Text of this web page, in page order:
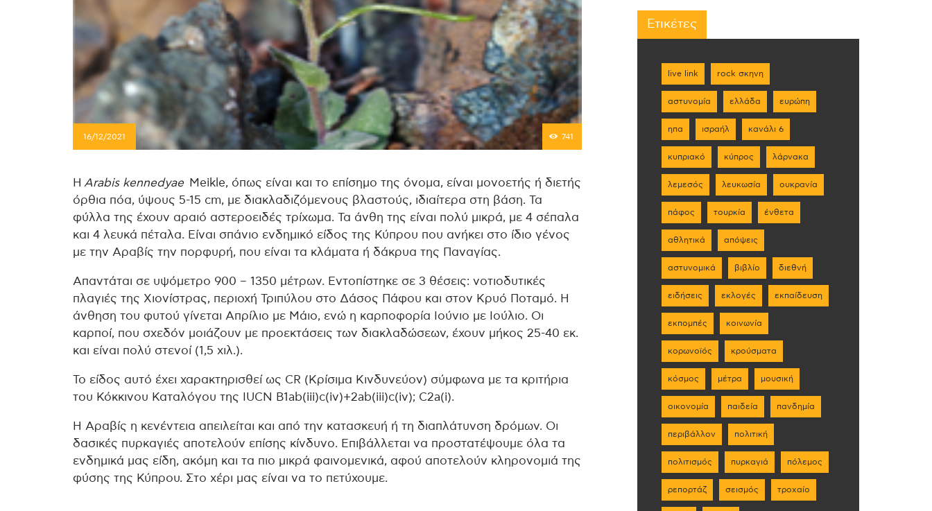
16/12/2021 741
Η Arabis kennedyae Meikle, όπως είναι και το επίσημο της όνομα, είναι μονοετής ή διετής
όρθια πόα, ύψους 5-15 cm, με διακλαδιζόμενους βλαστούς, ιδιαίτερα στη βάση. Τα
φύλλα της έχουν αραιό αστεροειδές τρίχωμα. Τα άνθη της είναι πολύ μικρά, με 4 σέπαλα
και 4 λευκά πέταλα. Είναι σπάνιο ενδημικό είδος της Κύπρου που ανήκει στο ίδιο γένος
με την Αραβίς την πορφυρή, που είναι τα κλάματα ή δάκρυα της Παναγίας.
Απαντάται σε υψόμετρο 900 – 1350 μέτρων. Εντοπίστηκε σε 3 θέσεις: νοτιοδυτικές
πλαγιές της Χιονίστρας, περιοχή Τριπύλου στο Δάσος Πάφου και στον Κρυό Ποταμό. Η
άνθηση του φυτού γίνεται Απρίλιο με Μάιο, ενώ η καρποφορία Ιούνιο με Ιούλιο. Οι
καρποί, που σχεδόν μοιάζουν με προεκτάσεις των διακλαδώσεων, έχουν μήκος 25-40 εκ.
και είναι πολύ στενοί (1,5 χιλ.).
Το είδος αυτό έχει χαρακτηρισθεί ως CR (Κρίσιμα Κινδυνεύον) σύμφωνα με τα κριτήρια
του Κόκκινου Καταλόγου της IUCN B1ab(iii)c(iv)+2ab(iii)c(iv); C2a(i).
Η Αραβίς η κενέντεια απειλείται και από την κατασκευή ή τη διαπλάτυνση δρόμων. Οι
δασικές πυρκαγιές αποτελούν επίσης κίνδυνο. Επιβάλλεται να προστατέψουμε όλα τα
ενδημικά μας είδη, ακόμη και τα πιο μικρά φαινομενικά, αφού αποτελούν κληρονομιά της
φύσης της Κύπρου. Στο χέρι μας είναι να το πετύχουμε.
Ετικέτες
live link rock σκηνη
αστυνομία ελλάδα ευρώπη
ηπα ισραήλ κανάλι 6
κυπριακό κύπρος λάρνακα
λεμεσός λευκωσία ουκρανία
πάφος τουρκία ένθετα
αθλητικά απόψεις
αστυνομικά βιβλίο διεθνή
ειδήσεις εκλογές εκπαίδευση
εκπομπές κοινωνία
κορωνοϊός κρούσματα
κόσμος μέτρα μουσική
οικονομία παιδεία πανδημία
περιβάλλον πολιτική
πολιτισμός πυρκαγιά πόλεμος
ρεπορτάζ σεισμός τροχαίο